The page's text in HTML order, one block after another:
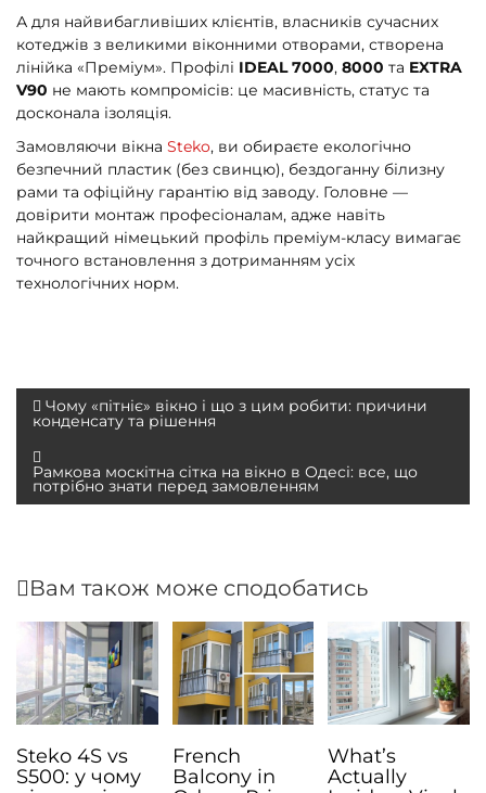
А для найвибагливіших клієнтів, власників сучасних
котеджів з великими віконними отворами, створена
лінійка «Преміум». Профілі IDEAL 7000, 8000 та EXTRA
V90 не мають компромісів: це масивність, статус та
досконала ізоляція.
Замовляючи вікна Steko, ви обираєте екологічно
безпечний пластик (без свинцю), бездоганну білизну
рами та офіційну гарантію від заводу. Головне —
довірити монтаж професіоналам, адже навіть
найкращий німецький профіль преміум-класу вимагає
точного встановлення з дотриманням усіх
технологічних норм.
Н
і
ц
з
а
п
Чому «пітніє» вікно і що з цим робити: причини
конденсату та рішення
Рамкова москітна сітка на вікно в Одесі: все, що
потрібно знати перед замовленням
Вам також може сподобатись
Steko 4S vs
S500: у чому
French
Balcony in
What’s
Actually